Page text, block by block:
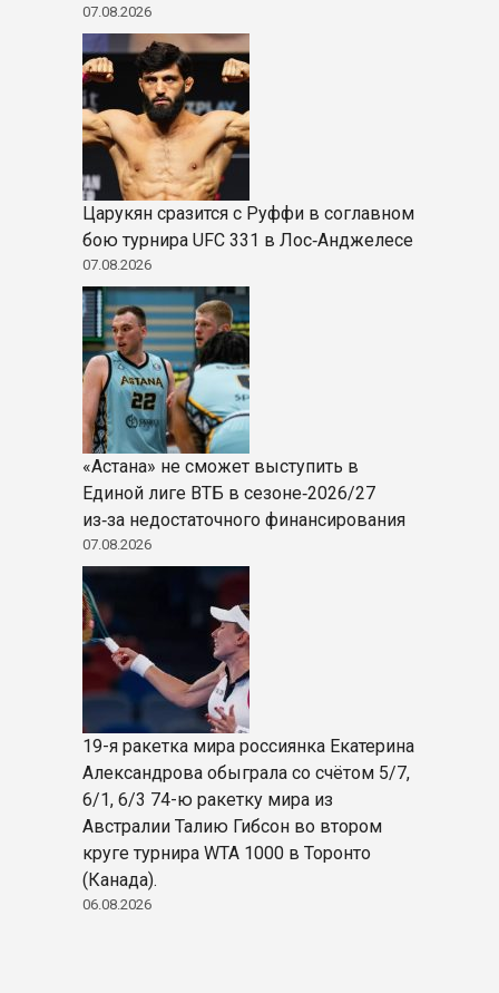
07.08.2026
Царукян сразится с Руффи в соглавном
бою турнира UFC 331 в Лос‑Анджелесе
07.08.2026
«Астана» не сможет выступить в
Единой лиге ВТБ в сезоне‑2026/27
из‑за недостаточного финансирования
07.08.2026
19-я ракетка мира россиянка Екатерина
Александрова обыграла со счётом 5/7,
6/1, 6/3 74-ю ракетку мира из
Австралии Талию Гибсон во втором
круге турнира WTA 1000 в Торонто
(Канада).
06.08.2026